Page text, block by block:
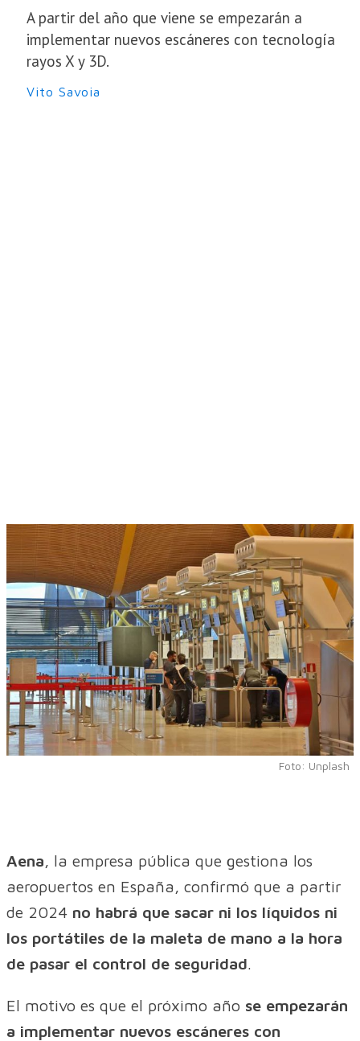
A partir del año que viene se empezarán a
implementar nuevos escáneres con tecnología
rayos X y 3D.
Vito Savoia
Foto: Unplash
Aena, la empresa pública que gestiona los
aeropuertos en España, confirmó que a partir
de 2024 no habrá que sacar ni los líquidos ni
los portátiles de la maleta de mano a la hora
de pasar el control de seguridad.
El motivo es que el próximo año se empezarán
a implementar nuevos escáneres con